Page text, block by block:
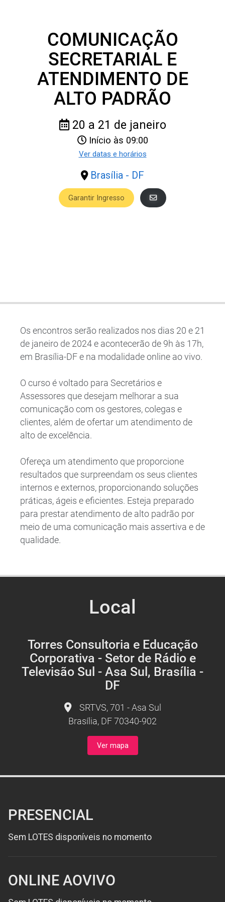
COMUNICAÇÃO
SECRETARIAL E
ATENDIMENTO DE
ALTO PADRÃO
20 a 21 de janeiro
Início às 09:00
Ver datas e horários
Brasília - DF
Garantir Ingresso
Os encontros serão realizados nos dias 20 e 21
de janeiro de 2024 e acontecerão de 9h às 17h,
em Brasília-DF e na modalidade online ao vivo.
O curso é voltado para Secretários e
Assessores que desejam melhorar a sua
comunicação com os gestores, colegas e
clientes, além de ofertar um atendimento de
alto de excelência.
Ofereça um atendimento que proporcione
resultados que surpreendam os seus clientes
internos e externos, proporcionando soluções
práticas, ágeis e eficientes. Esteja preparado
para prestar atendimento de alto padrão por
meio de uma comunicação mais assertiva e de
qualidade.
Local
Torres Consultoria e Educação
Corporativa - Setor de Rádio e
Televisão Sul - Asa Sul, Brasília -
DF
SRTVS, 701 -Asa Sul
Brasília, DF 70340-902
Ver mapa
PRESENCIAL
Sem LOTES disponíveis no momento
ONLINE AOVIVO